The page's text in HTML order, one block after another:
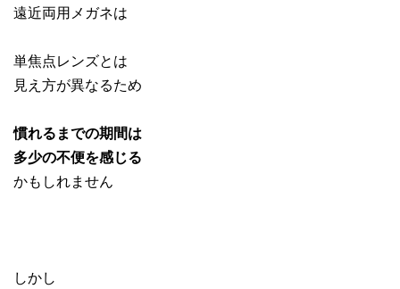
遠近両用メガネは
単焦点レンズとは
見え方が異なるため
慣れるまでの期間は
多少の不便を感じる
かもしれません
しかし